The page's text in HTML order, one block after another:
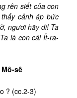
rên siết của con
cảnh áp bức
ngươi hãy đi! Ta
là con cái Ít-ra-
sê
? (cc.2-3)